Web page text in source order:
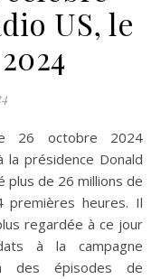
US, le
la présidence Donald
plus de 26 millions de
premières heures. Il
regardée à ce jour
à la campagne
des épisodes de